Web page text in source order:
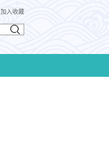
加入收藏